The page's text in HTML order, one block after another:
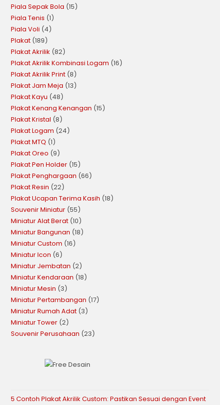
Piala Sepak Bola 15
Piala Tenis 1
Piala Voli 4
Plakat 189
Plakat Akrilik 82
Plakat Akrilik Kombinasi Logam 16
Plakat Akrilik Print 8
Plakat Jam Meja 13
Plakat Kayu 48
Plakat Kenang Kenangan 15
Plakat Kristal 8
Plakat Logam 24
Plakat MTQ 1
Plakat Oreo 9
Plakat Pen Holder 15
Plakat Penghargaan 66
Plakat Resin 22
Plakat Ucapan Terima Kasih 18
Souvenir Miniatur 55
Miniatur Alat Berat 10
Miniatur Bangunan 18
Miniatur Custom 16
Miniatur Icon 6
Miniatur Jembatan 2
Miniatur Kendaraan 18
Miniatur Mesin 3
Miniatur Pertambangan 17
Miniatur Rumah Adat 3
Miniatur Tower 2
Souvenir Perusahaan 23
5 Contoh Plakat Akrilik Custom: Pastikan Sesuai dengan Event